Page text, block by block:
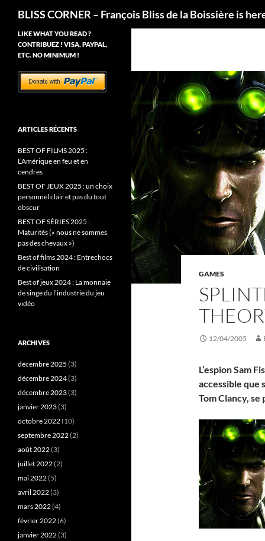
BLISS CORNER – François Bliss de la Boissière is
GAMES
12/04/2005
L’espion Sam
accessible que
Tom Clancy,
LIKE WHAT YOU READ ?
CONTRIBUEZ ! VISA, PAYPAL,
ETC. NO MINIMUM !
ARTICLES RÉCENTS
BEST OF FILMS 2025 :
L’Amérique en feu et en
cendres
BEST OF JEUX 2025 : un choix
personnel clair et pas du tout
obscur
BEST OF SÉRIES 2025 :
Maturités (« nous ne sommes
pas des chevaux »)
Best of films 2024 : Entrechocs
de civilisation
Best of jeux 2024 : La monnaie
de singe du l’industrie du jeu
vidéo
ARCHIVES
décembre 2025 (3)
décembre 2024(3)
décembre 2023(3)
janvier 2023(3)
octobre 2022(10)
septembre 2022(2)
août 2022(3)
juillet 2022(2)
mai 2022(5)
avril 2022(3)
mars 2022(4)
février 2022(6)
janvier 2022(3)